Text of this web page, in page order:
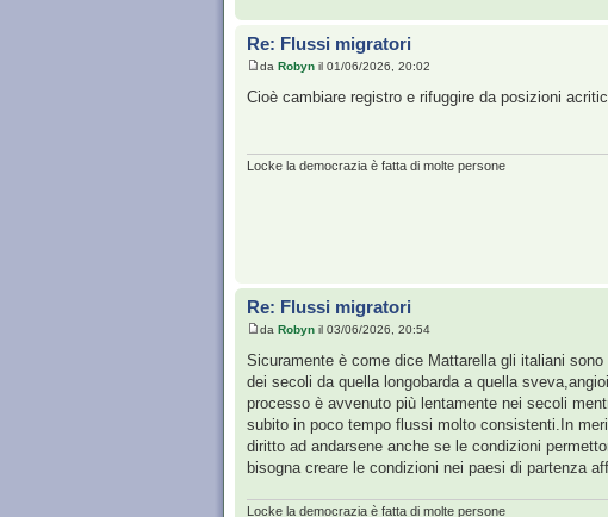
Re: Flussi migratori
da Robyn il 01/06/2026, 20:02
Cioè cambiare registro e rifuggire da posizioni
Locke la democrazia è fatta di molte persone
Re: Flussi migratori
da Robyn il 03/06/2026, 20:54
Sicuramente è come dice Mattarella gli italiani
dei secoli da quella longobarda a quella
processo è avvenuto più lentamente nei secoli
subito in poco tempo flussi molto consistenti.In
diritto ad andarsene anche se le condizioni
bisogna creare le condizioni nei paesi di partenza
Locke la democrazia è fatta di molte persone